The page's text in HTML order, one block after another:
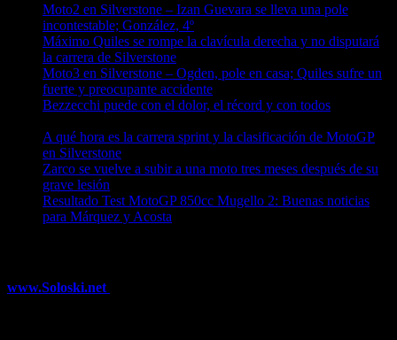
Moto2 en Silverstone – Izan Guevara se lleva una pole
incontestable; González, 4º
Máximo Quiles se rompe la clavícula derecha y no disputará
la carrera de Silverstone
Moto3 en Silverstone – Ogden, pole en casa; Quiles sufre un
fuerte y preocupante accidente
Bezzecchi puede con el dolor, el récord y con todos
A qué hora es la carrera sprint y la clasificación de MotoGP
en Silverstone
Zarco se vuelve a subir a una moto tres meses después de su
grave lesión
Resultado Test MotoGP 850cc Mugello 2: Buenas noticias
para Márquez y Acosta
www.Soloski.net